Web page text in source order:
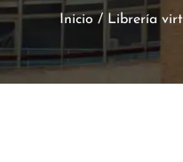
Inicio / Librería